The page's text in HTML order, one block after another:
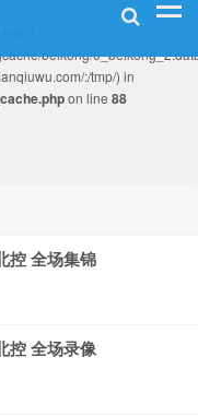
beikong/
:/tmp/) in
on line 88
控 全场集锦
控 全场录像